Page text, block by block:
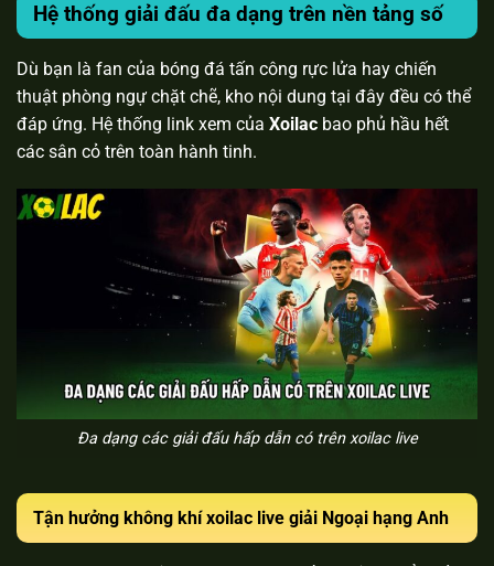
Hệ thống giải đấu đa dạng trên nền tảng số
Dù bạn là fan của bóng đá tấn công rực lửa hay chiến
thuật phòng ngự chặt chẽ, kho nội dung tại đây đều có thể
đáp ứng. Hệ thống link xem của Xoilac bao phủ hầu hết
các sân cỏ trên toàn hành tinh.
Đa dạng các giải đấu hấp dẫn có trên xoilac live
Tận hưởng không khí xoilac live giải Ngoại hạng Anh